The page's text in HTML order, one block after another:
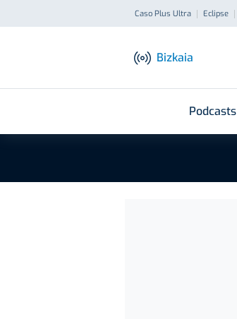
Caso Plus Ultra Eclipse
Bizkaia
Podcasts